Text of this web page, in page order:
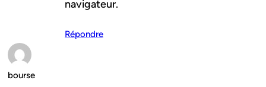
navigateur.
Répondre
bourse